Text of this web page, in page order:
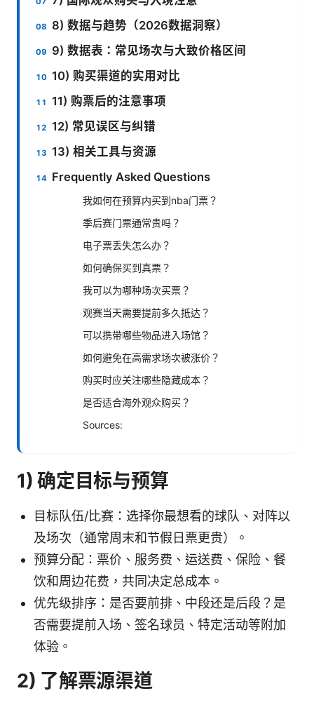
8) 数据与趋势（2026数据洞察）
9) 数据表：常见场次与大致价格区间
10) 购买渠道的实用对比
11) 购票后的注意事项
12) 常见误区与纠错
13) 相关工具与资源
Frequently Asked Questions
我如何在预算内买到nba门票？
季后赛门票通常贵吗？
电子票丢失怎么办？
如何确保买到真票？
我可以为哪种场次买票？
观赛当天需要提前多久抵达？
可以携带哪些物品进入场馆？
如何避免在高需求场次被涨价？
购买时应关注哪些隐藏成本？
是否适合海外观众购买？
Sources:
1) 确定目标与预算
目标队伍/比赛：选择你最想看的球队、对阵以
及场次（通常周末和节假日票更贵）。
预算分配：票价、服务费、运送费、保险、餐
饮和周边花费，共同决定总成本。
优先级排序：是否要前排、中段还是后段？是
否需要提前入场、签名球员、特定活动等附加
体验。
2) 了解票源渠道